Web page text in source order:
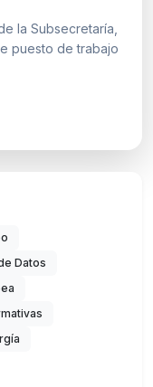
la Subsecretaría,
puesto de trabajo
Datos